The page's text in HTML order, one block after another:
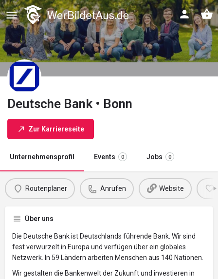
Deutsche Bank • Bonn
Zur Karriereseite
Unternehmensprofil Events 0 Jobs 0
Routenplaner Anrufen Website
Über uns
Die Deutsche Bank ist Deutschlands führende Bank. Wir sind
fest verwurzelt in Europa und verfügen über ein globales
Netzwerk. In 59 Ländern arbeiten Menschen aus 140 Nationen.
Wir gestalten die Bankenwelt der Zukunft und investieren in